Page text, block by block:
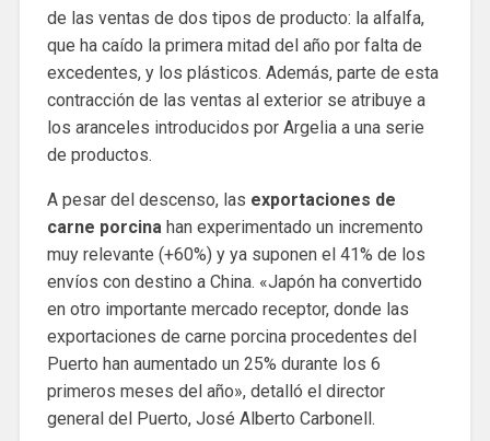
de las ventas de dos tipos de producto: la alfalfa,
que ha caído la primera mitad del año por falta de
excedentes, y los plásticos. Además, parte de esta
contracción de las ventas al exterior se atribuye a
los aranceles introducidos por Argelia a una serie
de productos.
A pesar del descenso, las exportaciones de
carne porcinahan experimentado un incremento
muy relevante (+60%) y ya suponen el 41% de los
envíos con destino a China. «Japón ha convertido
en otro importante mercado receptor, donde las
exportaciones de carne porcina procedentes del
Puerto han aumentado un 25% durante los 6
primeros meses del año», detalló el director
general del Puerto, José Alberto Carbonell.